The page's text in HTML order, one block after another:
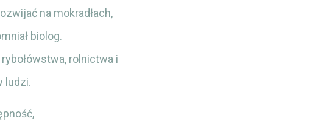
na mokradłach,
biolog.
rolnictwa i
ludzi.